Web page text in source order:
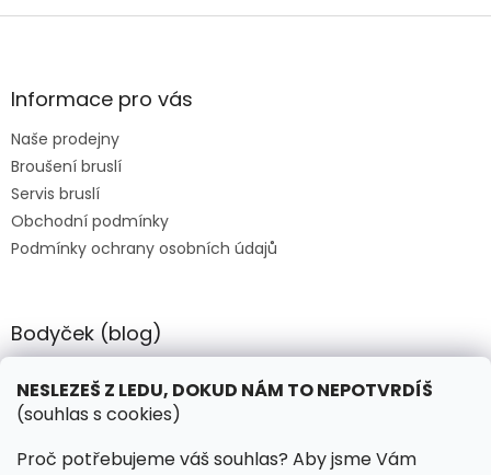
NESLEZEŠ Z LEDU, DOKUD NÁM TO NEPOTVRDÍŠ
(souhlas s cookies)
Proč potřebujeme váš souhlas? Aby jsme Vám
Z
aInformace pro vás
Naše prodejny
Broušení bruslí
Servis bruslí
Obchodní podmínky
Podmínky ochrany osobních údajů
Bodyček (blog)
BIOSTEEL - Kdy je vhodné pít protein?
Kontakt